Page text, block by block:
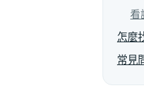
看
怎麼
常見